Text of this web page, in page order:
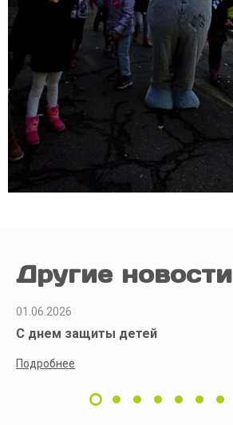
Другие новости
01.06.2026
С днем защиты детей
Подробнее